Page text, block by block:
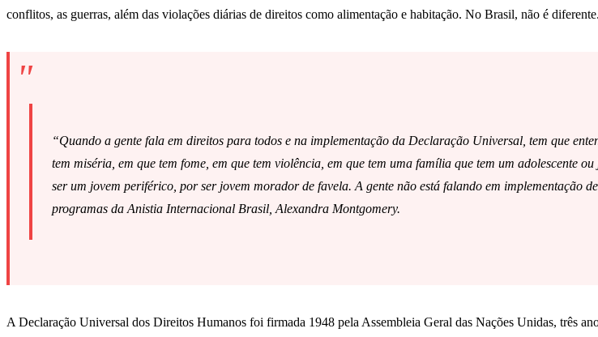
conflitos, as guerras, além das violações diárias de direitos como alimentação e habitação. No Brasil, não é
“Quando a gente fala em direitos para todos e na implementação da Declaração Universal, tem que
tem miséria, em que tem fome, em que tem violência, em que tem uma família que tem um adolescente
ser um jovem periférico, por ser jovem morador de favela. A gente não está falando em implementação
programas da Anistia Internacional Brasil, Alexandra Montgomery.
A Declaração Universal dos Direitos Humanos foi firmada 1948 pela Assembleia Geral das Nações Unidas, três